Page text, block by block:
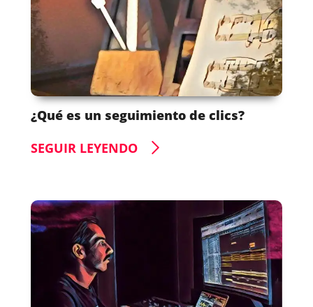
¿Qué es un seguimiento de clics?
SEGUIR LEYENDO